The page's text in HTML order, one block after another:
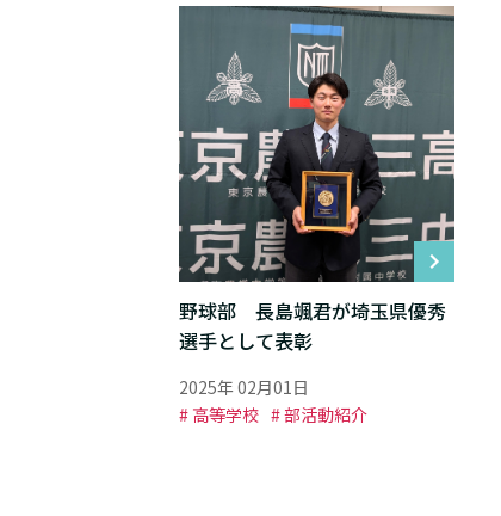
野球部 長島颯君が埼玉県優秀
選手として表彰
2025年 02月01日
# 高等学校 # 部活動紹介